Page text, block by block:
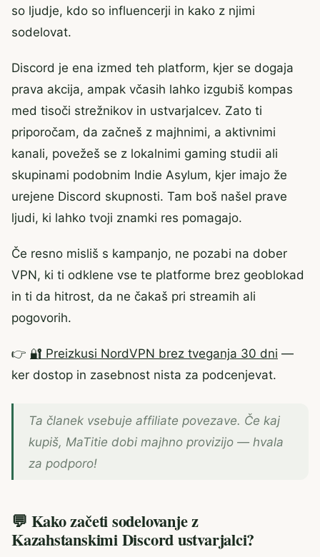
so ljudje, kdo so influencerji in kako z njimi
sodelovat.
Discord je ena izmed teh platform, kjer se dogaja
prava akcija, ampak včasih lahko izgubiš kompas
med tisoči strežnikov in ustvarjalcev. Zato ti
priporočam, da začneš z majhnimi, a aktivnimi
kanali, povežeš se z lokalnimi gaming studii ali
skupinami podobnim Indie Asylum, kjer imajo že
urejene Discord skupnosti. Tam boš našel prave
ljudi, ki lahko tvoji znamki res pomagajo.
Če resno misliš s kampanjo, ne pozabi na dober
VPN, ki ti odklene vse te platforme brez geoblokad
in ti da hitrost, da ne čakaš pri streamih ali
pogovorih.
👉 🔐 Preizkusi NordVPN brez tveganja 30 dni —
ker dostop in zasebnost nista za podcenjevat.
Ta članek vsebuje affiliate povezave. Če kaj
kupiš, MaTitie dobi majhno provizijo — hvala
za podporo!
💬 Kako začeti sodelovanje z
Kazahstanskimi Discord ustvarjalci?